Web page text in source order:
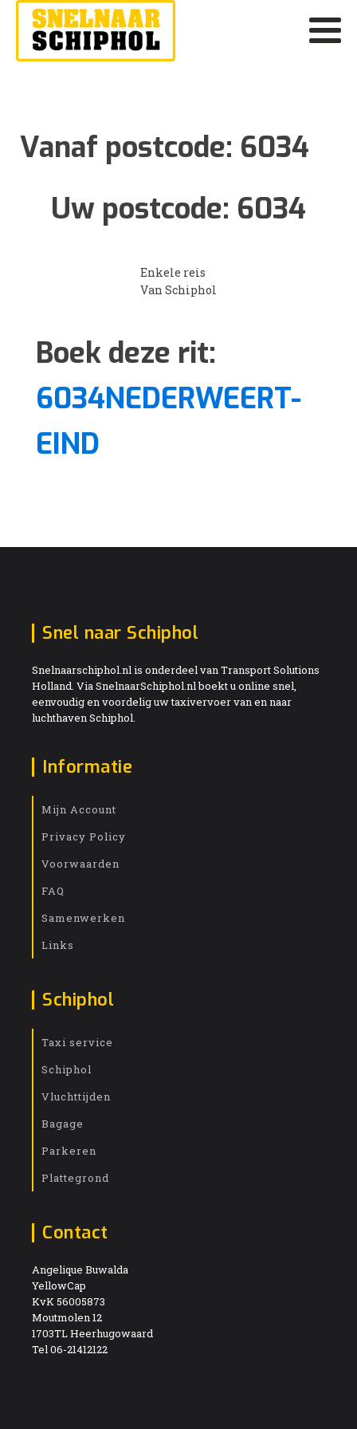
Vanaf postcode: 6034
Uw postcode: 6034
Enkele reis
Van Schiphol
Boek deze rit:
6034NEDERWEERT-
EIND
Snel naar Schiphol
Snelnaarschiphol.nl is onderdeel van Transport Solutions
Holland. Via SnelnaarSchiphol.nl boekt u online snel,
eenvoudig en voordelig uw taxivervoer van en naar
luchthaven Schiphol.
Informatie
Mijn Account
Privacy Policy
Voorwaarden
FAQ
Samenwerken
Links
Schiphol
Taxi service
Schiphol
Vluchttijden
Bagage
Parkeren
Plattegrond
Contact
Angelique Buwalda
YellowCap
KvK 56005873
Moutmolen 12
1703TL Heerhugowaard
Tel 06-21412122